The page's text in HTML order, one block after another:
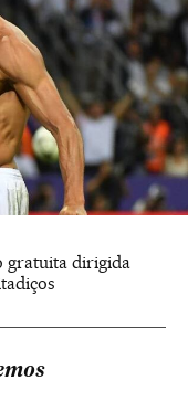
gratuita dirigida